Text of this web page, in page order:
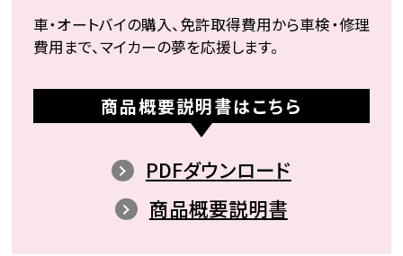
車・オートバイの購入、免許取得費用から車検・修理
費用まで、マイカーの夢を応援します。
商品概要説明書はこちら
PDFダウンロード
商品概要説明書